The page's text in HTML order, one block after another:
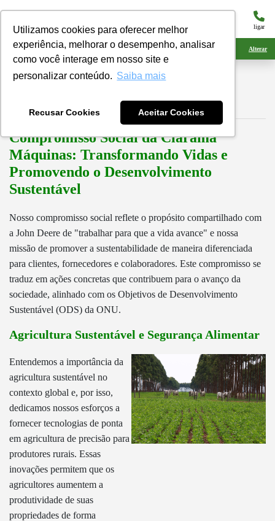
Utilizamos cookies para oferecer melhor
experiência, melhorar o desempenho, analisar
como você interage em nosso site e
personalizar conteúdo. Saiba mais
Recusar Cookies Aceitar Cookies
menu ligar
Ciarama Máquinas Nova Andradina Alterar
Relatório Social
Ciarama Máquinas
Compromisso Social da Ciarama
Máquinas: Transformando Vidas e
Promovendo o Desenvolvimento
Sustentável
Nosso compromisso social reflete o propósito compartilhado com
a John Deere de "trabalhar para que a vida avance" e nossa
missão de promover a sustentabilidade de maneira diferenciada
para clientes, fornecedores e colaboradores. Este compromisso se
traduz em ações concretas que contribuem para o avanço da
sociedade, alinhado com os Objetivos de Desenvolvimento
Sustentável (ODS) da ONU.
Agricultura Sustentável e Segurança Alimentar
Entendemos a importância da
agricultura sustentável no
contexto global e, por isso,
dedicamos nossos esforços a
fornecer tecnologias de ponta
em agricultura de precisão para
produtores rurais. Essas
inovações permitem que os
agricultores aumentem a
produtividade de suas
propriedades de forma